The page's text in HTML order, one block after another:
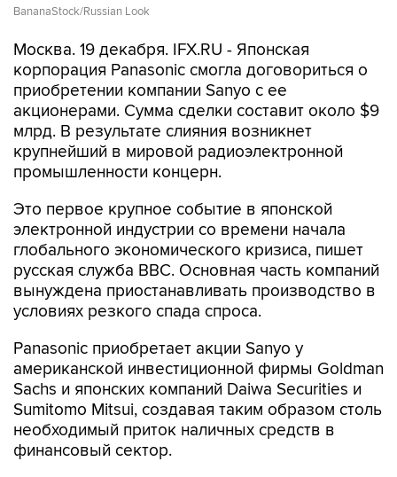
BananaStock/Russian Look
Москва. 19 декабря. IFX.RU - Японская
корпорация Panasonic смогла договориться о
приобретении компании Sanyo с ее
акционерами. Сумма сделки составит около $9
млрд. В результате слияния возникнет
крупнейший в мировой радиоэлектронной
промышленности концерн.
Это первое крупное событие в японской
электронной индустрии со времени начала
глобального экономического кризиса, пишет
русская служба BBC. Основная часть компаний
вынуждена приостанавливать производство в
условиях резкого спада спроса.
Panasonic приобретает акции Sanyo у
американской инвестиционной фирмы Goldman
Sachs и японских компаний Daiwa Securities и
Sumitomo Mitsui, создавая таким образом столь
необходимый приток наличных средств в
финансовый сектор.